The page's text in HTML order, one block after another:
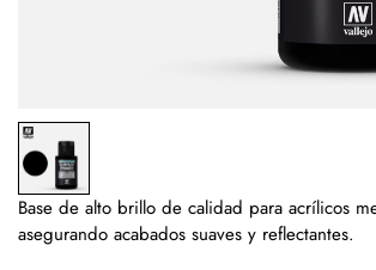
Base de alto brillo de calidad para acrílicos
asegurando acabados suaves y reflectantes.